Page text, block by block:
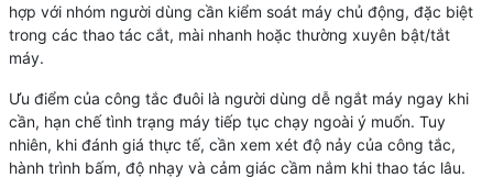
hợp với nhóm người dùng cần kiểm soát máy chủ động, đặc biệt
trong các thao tác cắt, mài nhanh hoặc thường xuyên bật/tắt
máy.
Ưu điểm của công tắc đuôi là người dùng dễ ngắt máy ngay khi
cần, hạn chế tình trạng máy tiếp tục chạy ngoài ý muốn. Tuy
nhiên, khi đánh giá thực tế, cần xem xét độ nảy của công tắc,
hành trình bấm, độ nhạy và cảm giác cầm nắm khi thao tác lâu.